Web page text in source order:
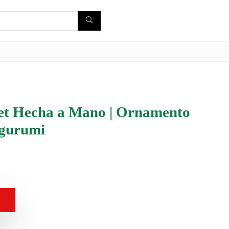
Hecha a Mano | Ornamento